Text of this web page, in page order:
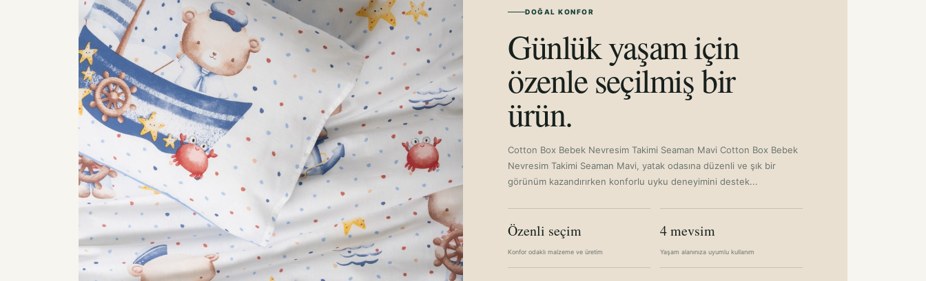
DOĞAL KONFOR
Günlük yaşam için
özenle seçilmiş bir
ürün.
Cotton Box Bebek Nevresim Takimi Seaman Mavi Cotton Box Bebek
Nevresim Takimi Seaman Mavi, yatak odasına düzenli ve şık bir
görünüm kazandırırken konforlu uyku deneyimini destek...
Özenli seçim
Konfor odaklı malzeme ve üretim
4 mevsim
Yaşam alanınıza uyumlu kullanım